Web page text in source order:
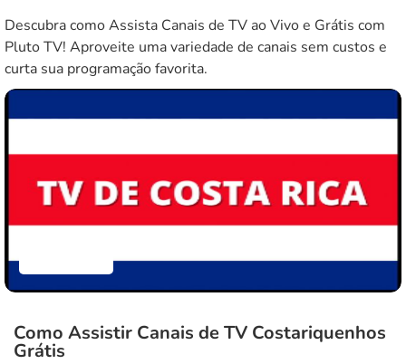
Descubra como Assista Canais de TV ao Vivo e Grátis com
Pluto TV! Aproveite uma variedade de canais sem custos e
curta sua programação favorita.
Como Assistir Canais de TV Costariquenhos
Grátis